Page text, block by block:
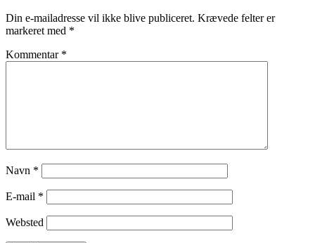
Din e-mailadresse vil ikke blive publiceret. Krævede felter er
markeret med *
Kommentar *
Navn *
E-mail *
Websted